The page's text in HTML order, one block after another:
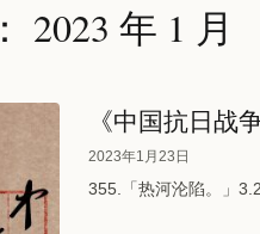
2023 年 1 月
《中国抗日战
2023年1月23日
355.「热河沦陷。」